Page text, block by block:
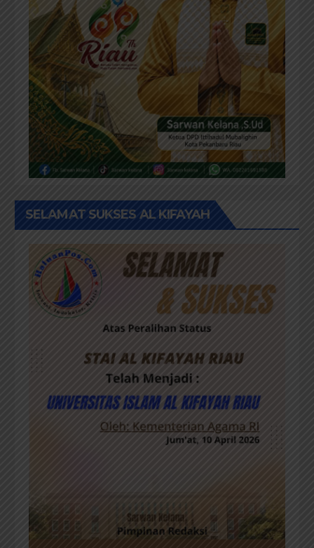
SELAMAT SUKSES AL KIFAYAH